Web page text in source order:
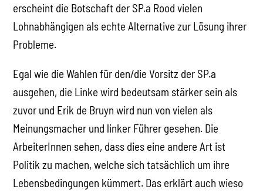
erscheint die Botschaft der SP.a Rood vielen
Lohnabhängigen als echte Alternative zur Lösung ihrer
Probleme.
Egal wie die Wahlen für den/die Vorsitz der SP.a
ausgehen, die Linke wird bedeutsam stärker sein als
zuvor und Erik de Bruyn wird nun von vielen als
Meinungsmacher und linker Führer gesehen. Die
ArbeiterInnen sehen, dass dies eine andere Art ist
Politik zu machen, welche sich tatsächlich um ihre
Lebensbedingungen kümmert. Das erklärt auch wieso